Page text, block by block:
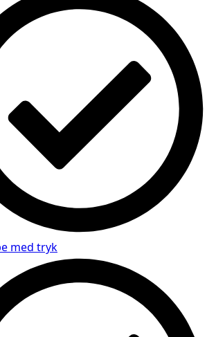
med tryk